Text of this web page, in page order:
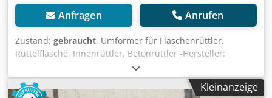
Anfragen Anrufen
Zustand: gebraucht, Umformer für Flaschenrüttler,
Rüttelflasche, Innenrüttler, Betonrüttler -Hersteller:
Wacker -Übergabe: im Ist-Zustand wie besichtigt -
Transportgestell: Laufrad beschädigt, siehe Foto -Motor: 2
kW -Rüttelflasche: Länge 430 mm -Schlauchlänge: 6 m -
Kleinanzeige